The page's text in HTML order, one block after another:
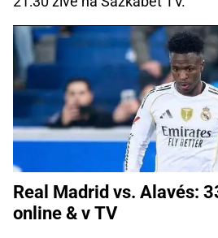
Real Madrid vs. Alavés:
online & v TV